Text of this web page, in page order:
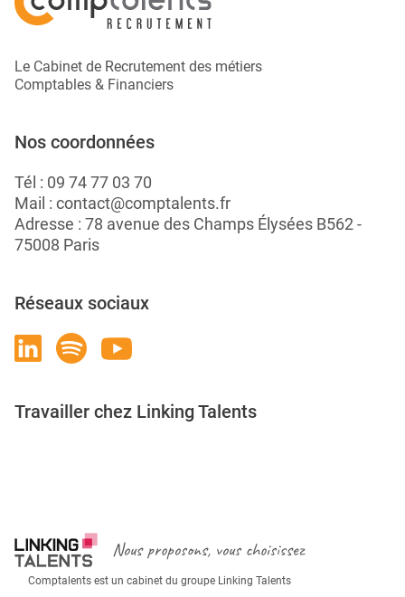
Le Cabinet de Recrutement des métiers
Comptables & Financiers
Nos coordonnées
Tél : 09 74 77 03 70
Mail : contact@comptalents.fr
Adresse : 78 avenue des Champs Élysées B562 -
75008 Paris
Réseaux sociaux
Travailler chez Linking Talents
Nous proposons, vous choisissez
Comptalents est un cabinet du groupe Linking Talents